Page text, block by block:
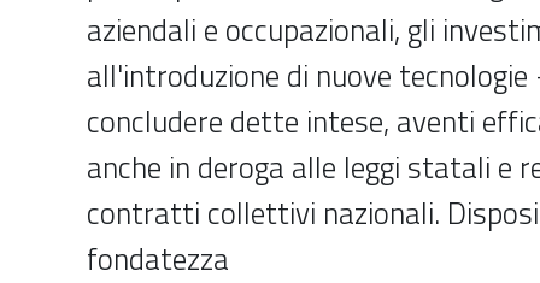
aziendali e occupazionali, gli
all'introduzione di nuove
concludere dette intese, aventi
anche in deroga alle leggi statali e
contratti collettivi nazionali.
fondatezza